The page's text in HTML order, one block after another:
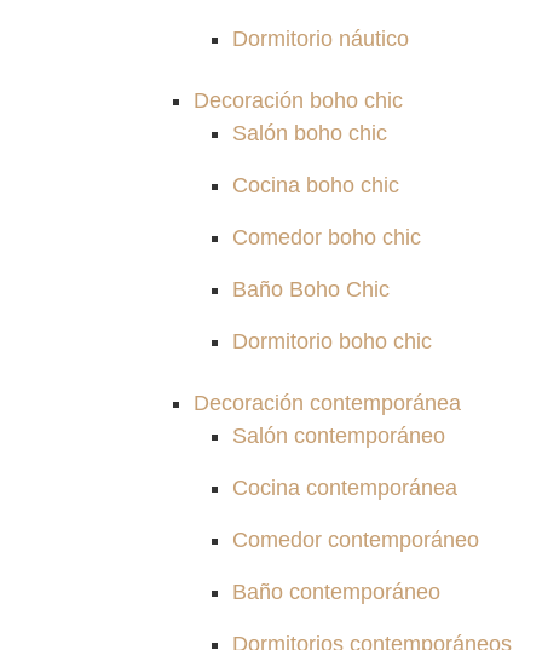
Dormitorio náutico
Decoración boho chic
Salón boho chic
Cocina boho chic
Comedor boho chic
Baño Boho Chic
Dormitorio boho chic
Decoración contemporánea
Salón contemporáneo
Cocina contemporánea
Comedor contemporáneo
Baño contemporáneo
Dormitorios contemporáneos